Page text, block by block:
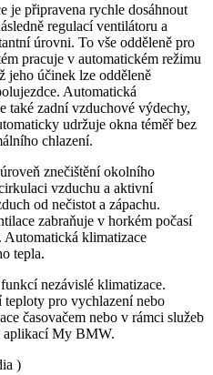
je připravena rychle dosáhnout
regulací ventilátoru a
úrovni. To vše odděleně pro
pracuje v automatickém režimu
jeho účinek lze odděleně
Automatická
také zadní vzduchové výdechy,
udržuje okna téměř bez
chlazení.
znečištění okolního
vzduchu a aktivní
od nečistot a zápachu.
zabraňuje v horkém počasí
Automatická klimatizace
tepla.
nezávislé klimatizace.
pro vychlazení nebo
časovačem nebo v rámci služeb
aplikací My BMW.
)